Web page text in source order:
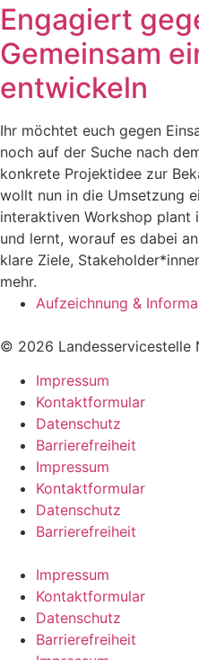
Engagiert
Gemeinsam
entwickeln
Ihr möchtet euch gegen
noch auf der Suche nach
konkrete Projektidee zur
wollt nun in die Umsetzung
interaktiven Workshop plant
und lernt, worauf es dabei
klare Ziele,
mehr.
Aufzeichnung &
© 2026 Landesservicestelle
Impressum
Kontaktformular
Datenschutz
Barrierefreiheit
Impressum
Kontaktformular
Datenschutz
Barrierefreiheit
Impressum
Kontaktformular
Datenschutz
Barrierefreiheit